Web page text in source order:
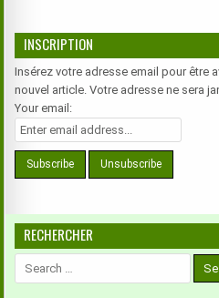
INSCRIPTION
Insérez votre adresse email pour être
nouvel article. Votre adresse ne sera
Your email:
RECHERCHER
Search
for: